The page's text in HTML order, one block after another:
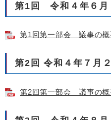
第1回 令和４年６月
第1回第一部会 議事の概
第2回 令和４年７月
第2回第一部会 議事の概